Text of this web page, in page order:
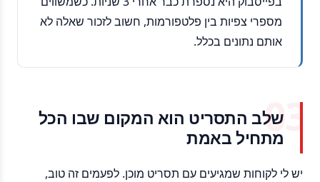
מספרי צפיות בין פלטפורמות, חשוב לזכור שאלה לא
אותם נתונים בכלל.
שלב התסריט הוא המקום שבו הכל
מתחיל באמת
יש לי לקוחות שמגיעים עם תסריט מוכן. לפעמים זה טוב,